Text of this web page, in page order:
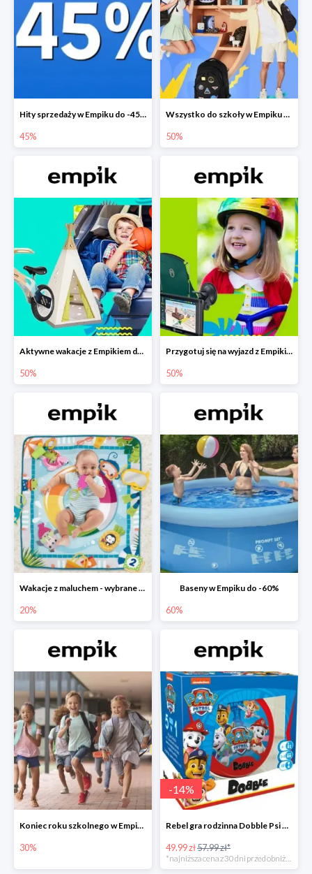
Hity sprzedaży w Empiku do -45%
45%
Wszystko do szkoły w Empiku do -50%
50%
Aktywne wakacje z Empikiem do -50%
50%
Przygotuj się na wyjazd z Empikiem - rabaty do -50%
50%
Wakacje z maluchem - wybrane zabawki Fisher-Price w Empiku-20%
20%
Baseny w Empiku do -60%
60%
Koniec roku szkolnego w Empiku - prezenty dla dzieci i nauczycieli do -30%
30%
-14%
Rebel gra rodzinna Dobble Psi Patrol w Empiku Premium
49.99 zł57.99 zł*